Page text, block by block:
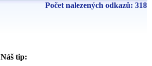
Počet nalezených odkazů: 318
Náš tip: